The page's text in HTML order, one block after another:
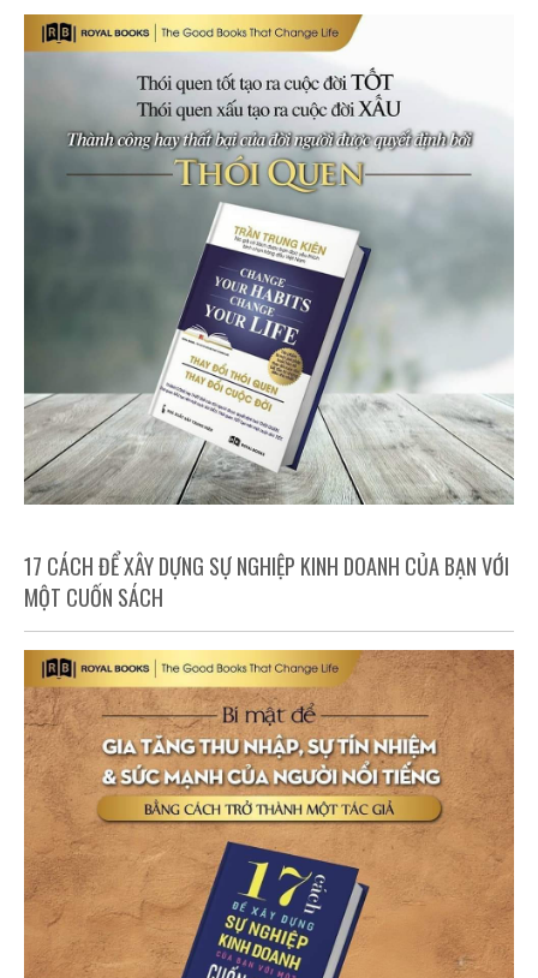
17 CÁCH ĐỂ XÂY DỰNG SỰ NGHIỆP KINH DOANH CỦA BẠN VỚI
MỘT CUỐN SÁCH